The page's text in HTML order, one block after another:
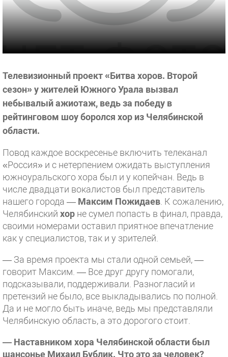
Телевизионный проект «Битва хоров. Второй
сезон» у жителей Южного Урала вызвал
небывалый ажиотаж, ведь за победу в
рейтинговом шоу боролся хор из Челябинской
области.
Повод каждое воскресенье включить телеканал
«Россия» и с нетерпением ожидать выступления
южноуральского хора был и у копейчан. Ведь в
числе двадцати вокалистов был представитель
нашего города — Максим Пожидаев . К сожалению,
Челябинский хор не сумел попасть в финал, правда,
своими номерами оставил приятное впечатление
как у специалистов, так и у зрителей.
— За время проекта мы стали одной семьей, —
говорит Максим. — Все друг другу помогали,
подсказывали, поддерживали. Разногласий и
претензий не было, все выкладывались по полной.
Да и не могло быть иначе, ведь мы представляли
Челябинскую область, а это дорогого стоит.
— Наставником хора Челябинской области был
шансонье Михаил Бублик. Что это за человек?